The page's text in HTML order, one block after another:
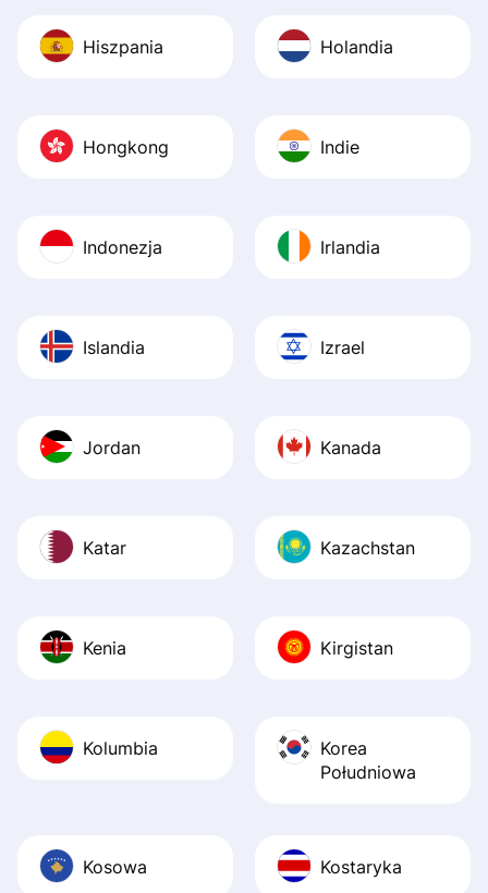
Hiszpania Holandia
Hongkong Indie
Indonezja Irlandia
Islandia Izrael
Jordan Kanada
Katar Kazachstan
Kenia Kirgistan
Kolumbia
Korea
Południowa
Kosowa Kostaryka